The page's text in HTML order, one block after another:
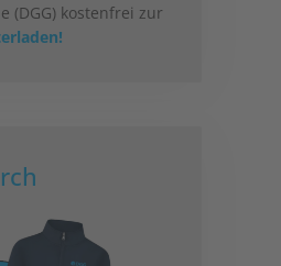
(DGG) kostenfrei zur